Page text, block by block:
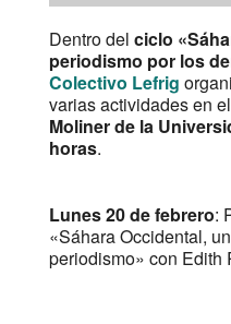
Dentro del ciclo
periodismo por los
Colectivo Lefrig
varias actividades en el
Moliner de la
horas.
Lunes 20 de febrero:
«Sáhara Occidental,
periodismo» con Edith